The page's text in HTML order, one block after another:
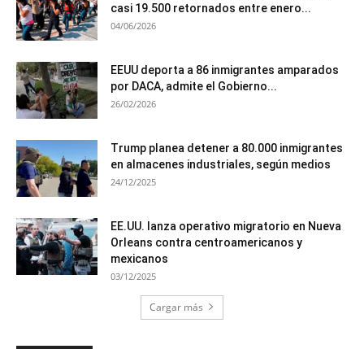
casi 19.500 retornados entre enero...
04/06/2026
EEUU deporta a 86 inmigrantes amparados
por DACA, admite el Gobierno...
26/02/2026
Trump planea detener a 80.000 inmigrantes
en almacenes industriales, según medios
24/12/2025
EE.UU. lanza operativo migratorio en Nueva
Orleans contra centroamericanos y
mexicanos
03/12/2025
Cargar más